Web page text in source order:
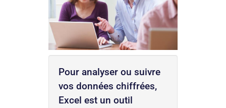
Pour analyser ou suivre
vos données chiffrées,
Excel est un outil